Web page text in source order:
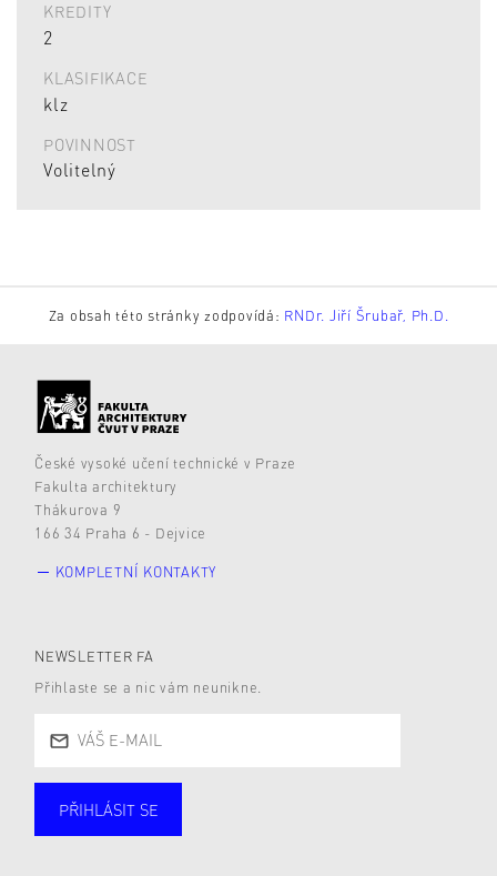
KREDITY
2
KLASIFIKACE
klz
POVINNOST
Volitelný
Za obsah této stránky zodpovídá: RNDr. Jiří Šrubař, Ph.D.
České vysoké učení technické v Praze
Fakulta architektury
Thákurova 9
166 34 Praha 6 - Dejvice
KOMPLETNÍ KONTAKTY
NEWSLETTER FA
Přihlaste se a nic vám neunikne.
PŘIHLÁSIT SE